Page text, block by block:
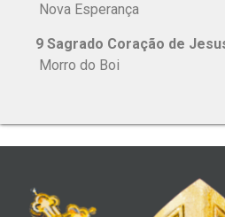
Nova
9 Sagrado Coração de
Morro do